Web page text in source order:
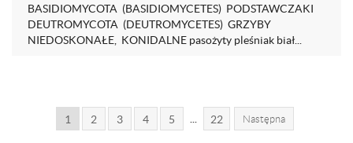
BASIDIOMYCOTA (BASIDIOMYCETES) PODSTAWCZAKI
DEUTROMYCOTA (DEUTROMYCETES) GRZYBY
NIEDOSKONAŁE, KONIDALNE pasożyty pleśniak biał...
1 2 3 4 5 22 Następna